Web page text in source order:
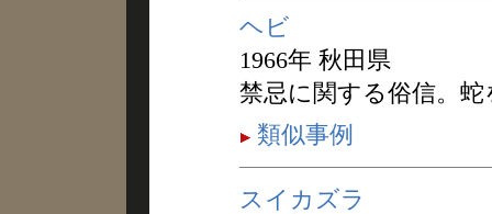
ヘビ
1966年 秋田県
禁忌に関する俗信。
類似事例
スイカズラ